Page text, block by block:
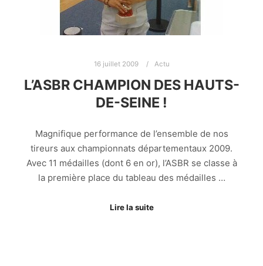
16 juillet 2009 Actu
L’ASBR CHAMPION DES HAUTS-
DE-SEINE !
Magnifique performance de l’ensemble de nos
tireurs aux championnats départementaux 2009.
Avec 11 médailles (dont 6 en or), l’ASBR se classe à
la première place du tableau des médailles …
Lire la suite